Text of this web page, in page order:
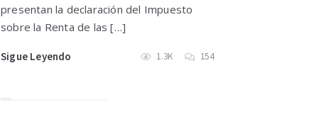
presentan la declaración del Impuesto
sobre la Renta de las […]
Sigue Leyendo 1.3K 154